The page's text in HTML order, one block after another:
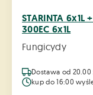
STARINTA 6x1L
300EC 6x1L
Fungicydy
Dostawa od 20.00
kup do 16:00